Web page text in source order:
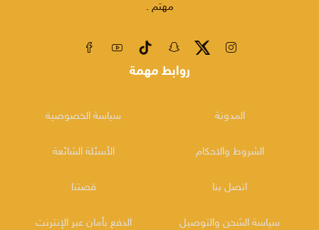
مهتم .
روابط مهمة
المدونة
الشروط والاحكام
اتصل بنا
سياسة الشحن والتوصيل
سياسة الخصوصية
الأسئلة الشائعة
قصتنا
الدفع بأمان عبر الإنترنت